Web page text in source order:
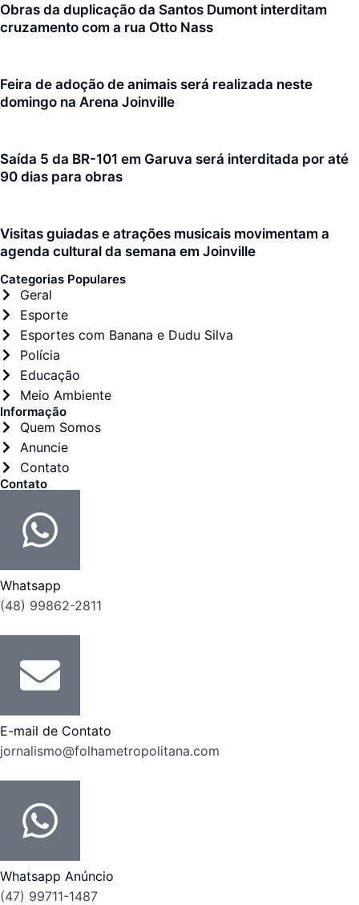
Obras da duplicação da Santos Dumont interditam
cruzamento com a rua Otto Nass
Feira de adoção de animais será realizada neste
domingo na Arena Joinville
Saída 5 da BR-101 em Garuva será interditada por até
90 dias para obras
Visitas guiadas e atrações musicais movimentam a
agenda cultural da semana em Joinville
Categorias Populares
Geral
Esporte
Esportes com Banana e Dudu Silva
Polícia
Educação
Meio Ambiente
Informação
Quem Somos
Anuncie
Contato
Contato
Whatsapp
(48) 99862-2811
E-mail de Contato
jornalismo@folhametropolitana.com
Whatsapp Anúncio
(47) 99711-1487